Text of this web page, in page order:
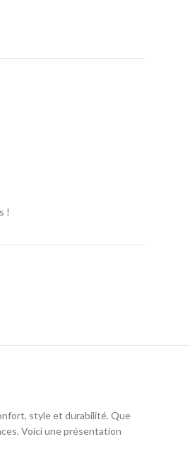
!
style et durabilité. Que
Voici une présentation